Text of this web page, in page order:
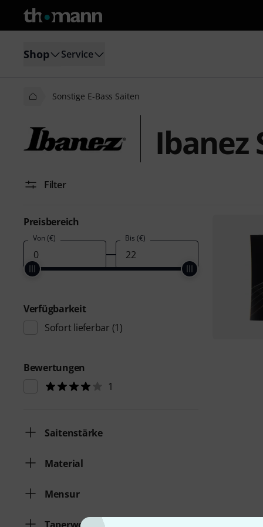
Shop Service
Sonstige E-Bass Saiten
Ibanez
Filter
Preisbereich
Von (€) Bis (€)
Verfügbarkeit
Sofort lieferbar (1)
Bewertungen
1
Saitenstärke
Material
Mensur